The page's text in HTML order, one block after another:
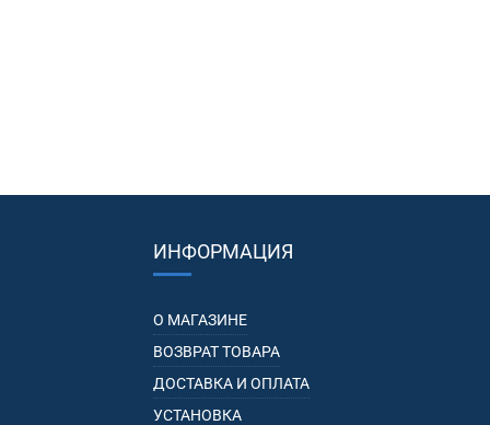
ИНФОРМАЦИЯ
О МАГАЗИНЕ
ВОЗВРАТ ТОВАРА
ДОСТАВКА И ОПЛАТА
УСТАНОВКА